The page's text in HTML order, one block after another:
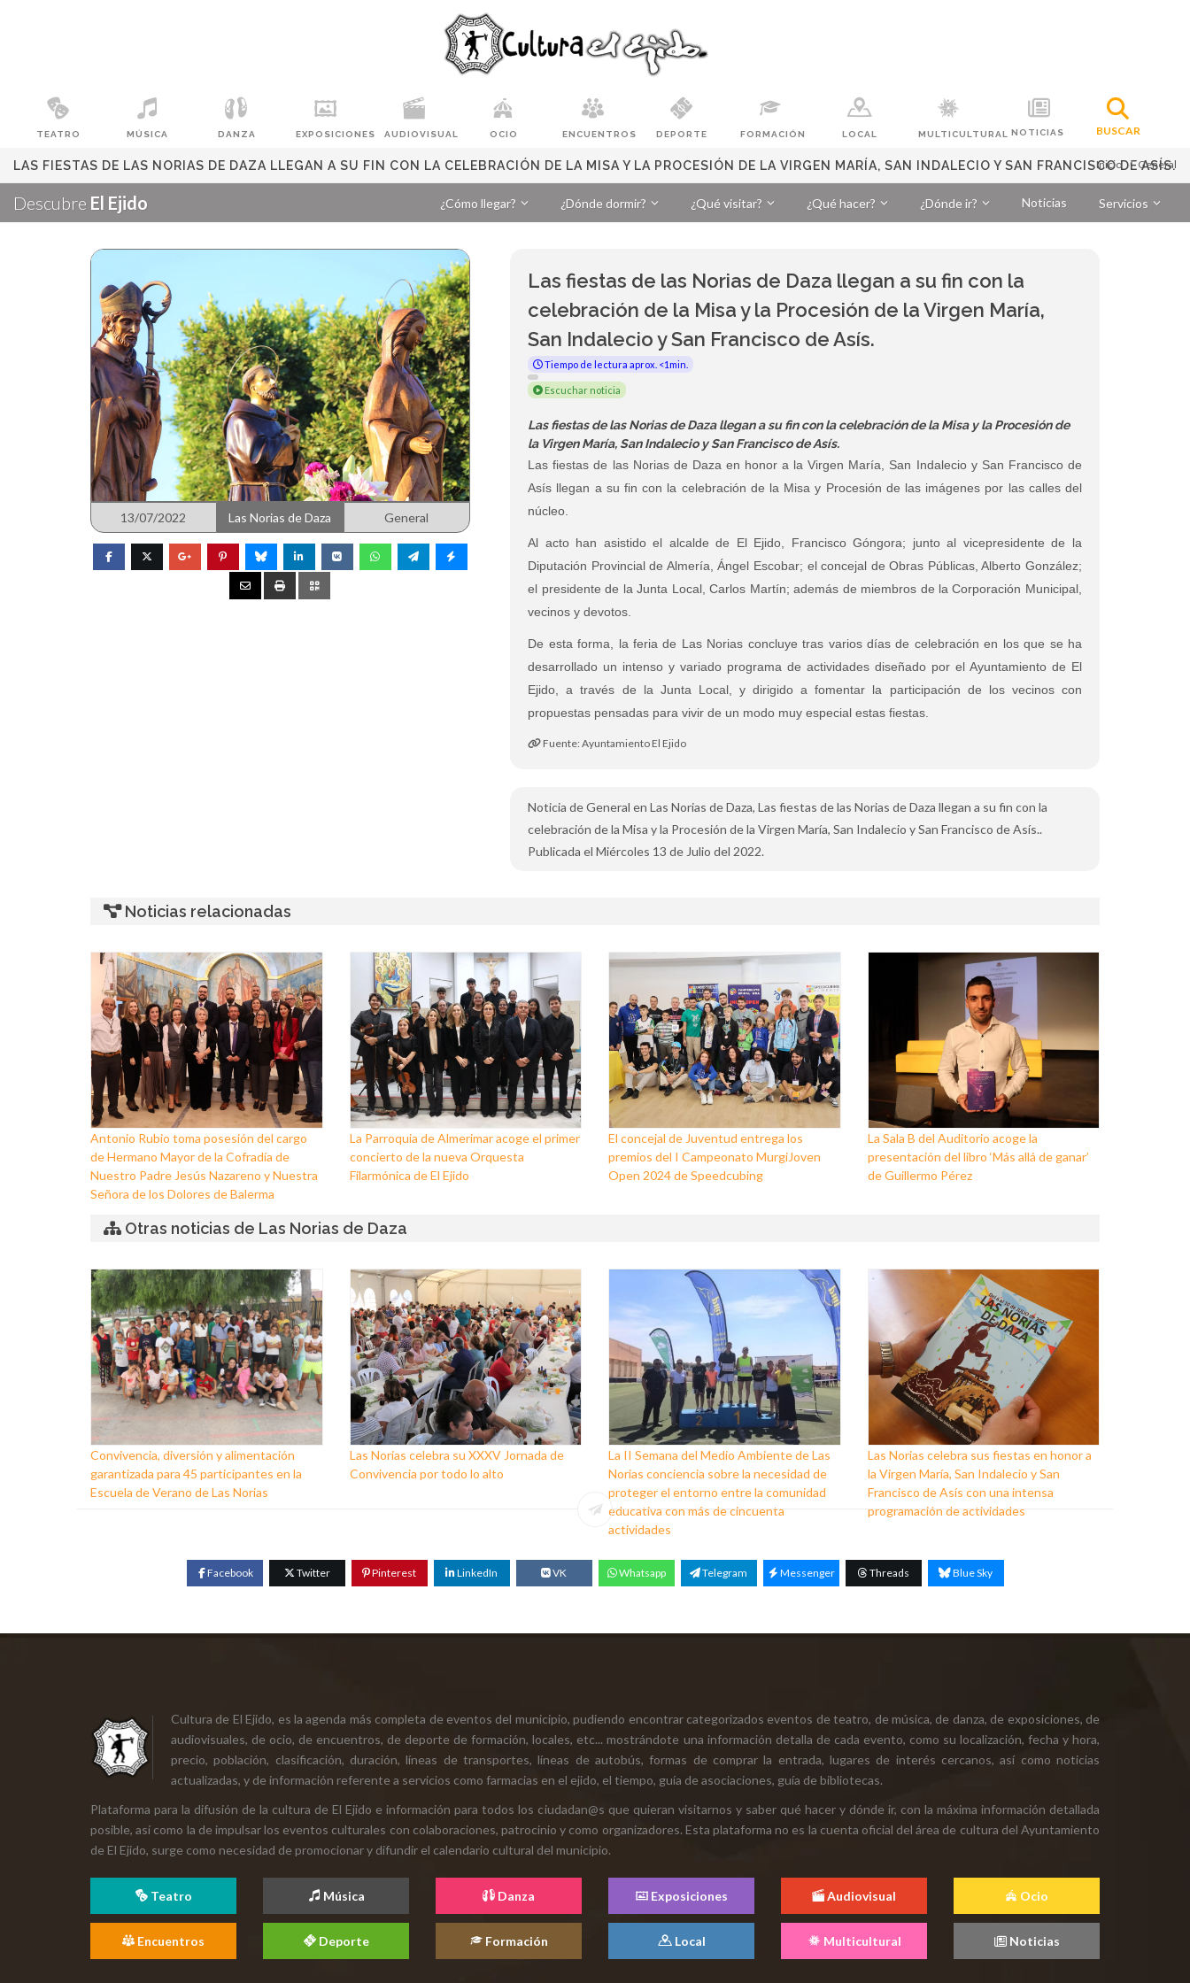
TEATRO MÚSICA DANZA EXPOSICIONES AUDIOVISUAL OCIO ENCUENTROS DEPORTE FORMACIÓN LOCAL MULTICULTURAL NOTICIAS BUSCAR
LAS FIESTAS DE LAS NORIAS DE DAZA LLEGAN A SU FIN CON LA CELEBRACIÓN DE LA MISA Y LA PROCESIÓN DE LA VIRGEN MARÍA, SAN INDALECIO Y SAN FRANCISCO DE ASÍS.
Inicio General
Descubre El Ejido ¿Cómo llegar? ¿Dónde dormir? ¿Qué visitar? ¿Qué hacer? ¿Dónde ir? Noticias Servicios
13/07/2022 Las Norias de Daza General
Las fiestas de las Norias de Daza llegan a su fin con la
celebración de la Misa y la Procesión de la Virgen María,
San Indalecio y San Francisco de Asís.
Tiempo de lectura aprox. <1min.
Escuchar noticia
Las fiestas de las Norias de Daza llegan a su fin con la celebración de la Misa y la Procesión de
la Virgen María, San Indalecio y San Francisco de Asís.
Las fiestas de las Norias de Daza en honor a la Virgen María, San Indalecio y San Francisco de
Asís llegan a su fin con la celebración de la Misa y Procesión de las imágenes por las calles del
núcleo.
Al acto han asistido el alcalde de El Ejido, Francisco Góngora; junto al vicepresidente de la
Diputación Provincial de Almería, Ángel Escobar; el concejal de Obras Públicas, Alberto González;
el presidente de la Junta Local, Carlos Martín; además de miembros de la Corporación Municipal,
vecinos y devotos.
De esta forma, la feria de Las Norias concluye tras varios días de celebración en los que se ha
desarrollado un intenso y variado programa de actividades diseñado por el Ayuntamiento de El
Ejido, a través de la Junta Local, y dirigido a fomentar la participación de los vecinos con
propuestas pensadas para vivir de un modo muy especial estas fiestas.
Fuente: Ayuntamiento El Ejido
Noticia de General en Las Norias de Daza, Las fiestas de las Norias de Daza llegan a su fin con la
celebración de la Misa y la Procesión de la Virgen María, San Indalecio y San Francisco de Asís..
Publicada el Miércoles 13 de Julio del 2022.
Noticias relacionadas
Antonio Rubio toma posesión del cargo
de Hermano Mayor de la Cofradía de
Nuestro Padre Jesús Nazareno y Nuestra
Señora de los Dolores de Balerma
La Parroquia de Almerimar acoge el primer
concierto de la nueva Orquesta
Filarmónica de El Ejido
El concejal de Juventud entrega los
premios del I Campeonato MurgiJoven
Open 2024 de Speedcubing
La Sala B del Auditorio acoge la
presentación del libro ‘Más allá de ganar’
de Guillermo Pérez
Otras noticias de Las Norias de Daza
Convivencia, diversión y alimentación
garantizada para 45 participantes en la
Escuela de Verano de Las Norias
Las Norias celebra su XXXV Jornada de
Convivencia por todo lo alto
La II Semana del Medio Ambiente de Las
Norias conciencia sobre la necesidad de
proteger el entorno entre la comunidad
educativa con más de cincuenta
actividades
Las Norias celebra sus fiestas en honor a
la Virgen María, San Indalecio y San
Francisco de Asís con una intensa
programación de actividades
Facebook Twitter Pinterest LinkedIn VK Whatsapp Telegram Messenger Threads Blue Sky
Cultura de El Ejido, es la agenda más completa de eventos del municipio, pudiendo encontrar categorizados eventos de teatro, de música, de danza, de exposiciones, de
audiovisuales, de ocio, de encuentros, de deporte de formación, locales, etc... mostrándote una información detalla de cada evento, como su localización, fecha y hora,
precio, población, clasificación, duración, líneas de transportes, líneas de autobús, formas de comprar la entrada, lugares de interés cercanos, así como noticias
actualizadas, y de información referente a servicios como farmacias en el ejido, el tiempo, guía de asociaciones, guía de bibliotecas.
Plataforma para la difusión de la cultura de El Ejido e información para todos los ciudadan@s que quieran visitarnos y saber qué hacer y dónde ir, con la máxima información detallada
posible, así como la de impulsar los eventos culturales con colaboraciones, patrocinio y como organizadores. Esta plataforma no es la cuenta oficial del área de cultura del Ayuntamiento
de El Ejido, surge como necesidad de promocionar y difundir el calendario cultural del municipio.
Teatro Música Danza Exposiciones Audiovisual Ocio
Encuentros Deporte Formación Local Multicultural Noticias